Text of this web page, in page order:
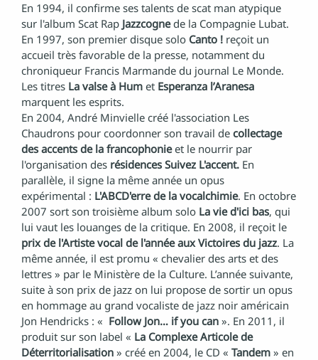
En 1994, il confirme ses talents de scat man atypique
sur l'album Scat Rap Jazzcognede la Compagnie Lubat.
En 1997, son premier disque solo Canto ! reçoit un
accueil très favorable de la presse, notamment du
chroniqueur Francis Marmande du journal Le Monde.
Les titres La valse à Hum et Esperanza l’Aranesa
marquent les esprits.
En 2004, André Minvielle créé l'association Les
Chaudrons pour coordonner son travail de collectage
des accents de la francophonieet le nourrir par
l'organisation des résidences Suivez L'accent. En
parallèle, il signe la même année un opus
expérimental : L'ABCD'erre de la vocalchimie. En octobre
2007 sort son troisième album solo La vie d'ici bas, qui
lui vaut les louanges de la critique. En 2008, il reçoit le
prix de l'Artiste vocal de l'année aux Victoires du jazz. La
même année, il est promu « chevalier des arts et des
lettres » par le Ministère de la Culture. L’année suivante,
suite à son prix de jazz on lui propose de sortir un opus
en hommage au grand vocaliste de jazz noir américain
Jon Hendricks : « Follow Jon… if you can ». En 2011, il
produit sur son label « La Complexe Articole de
Déterritorialisation » créé en 2004, le CD « Tandem » en